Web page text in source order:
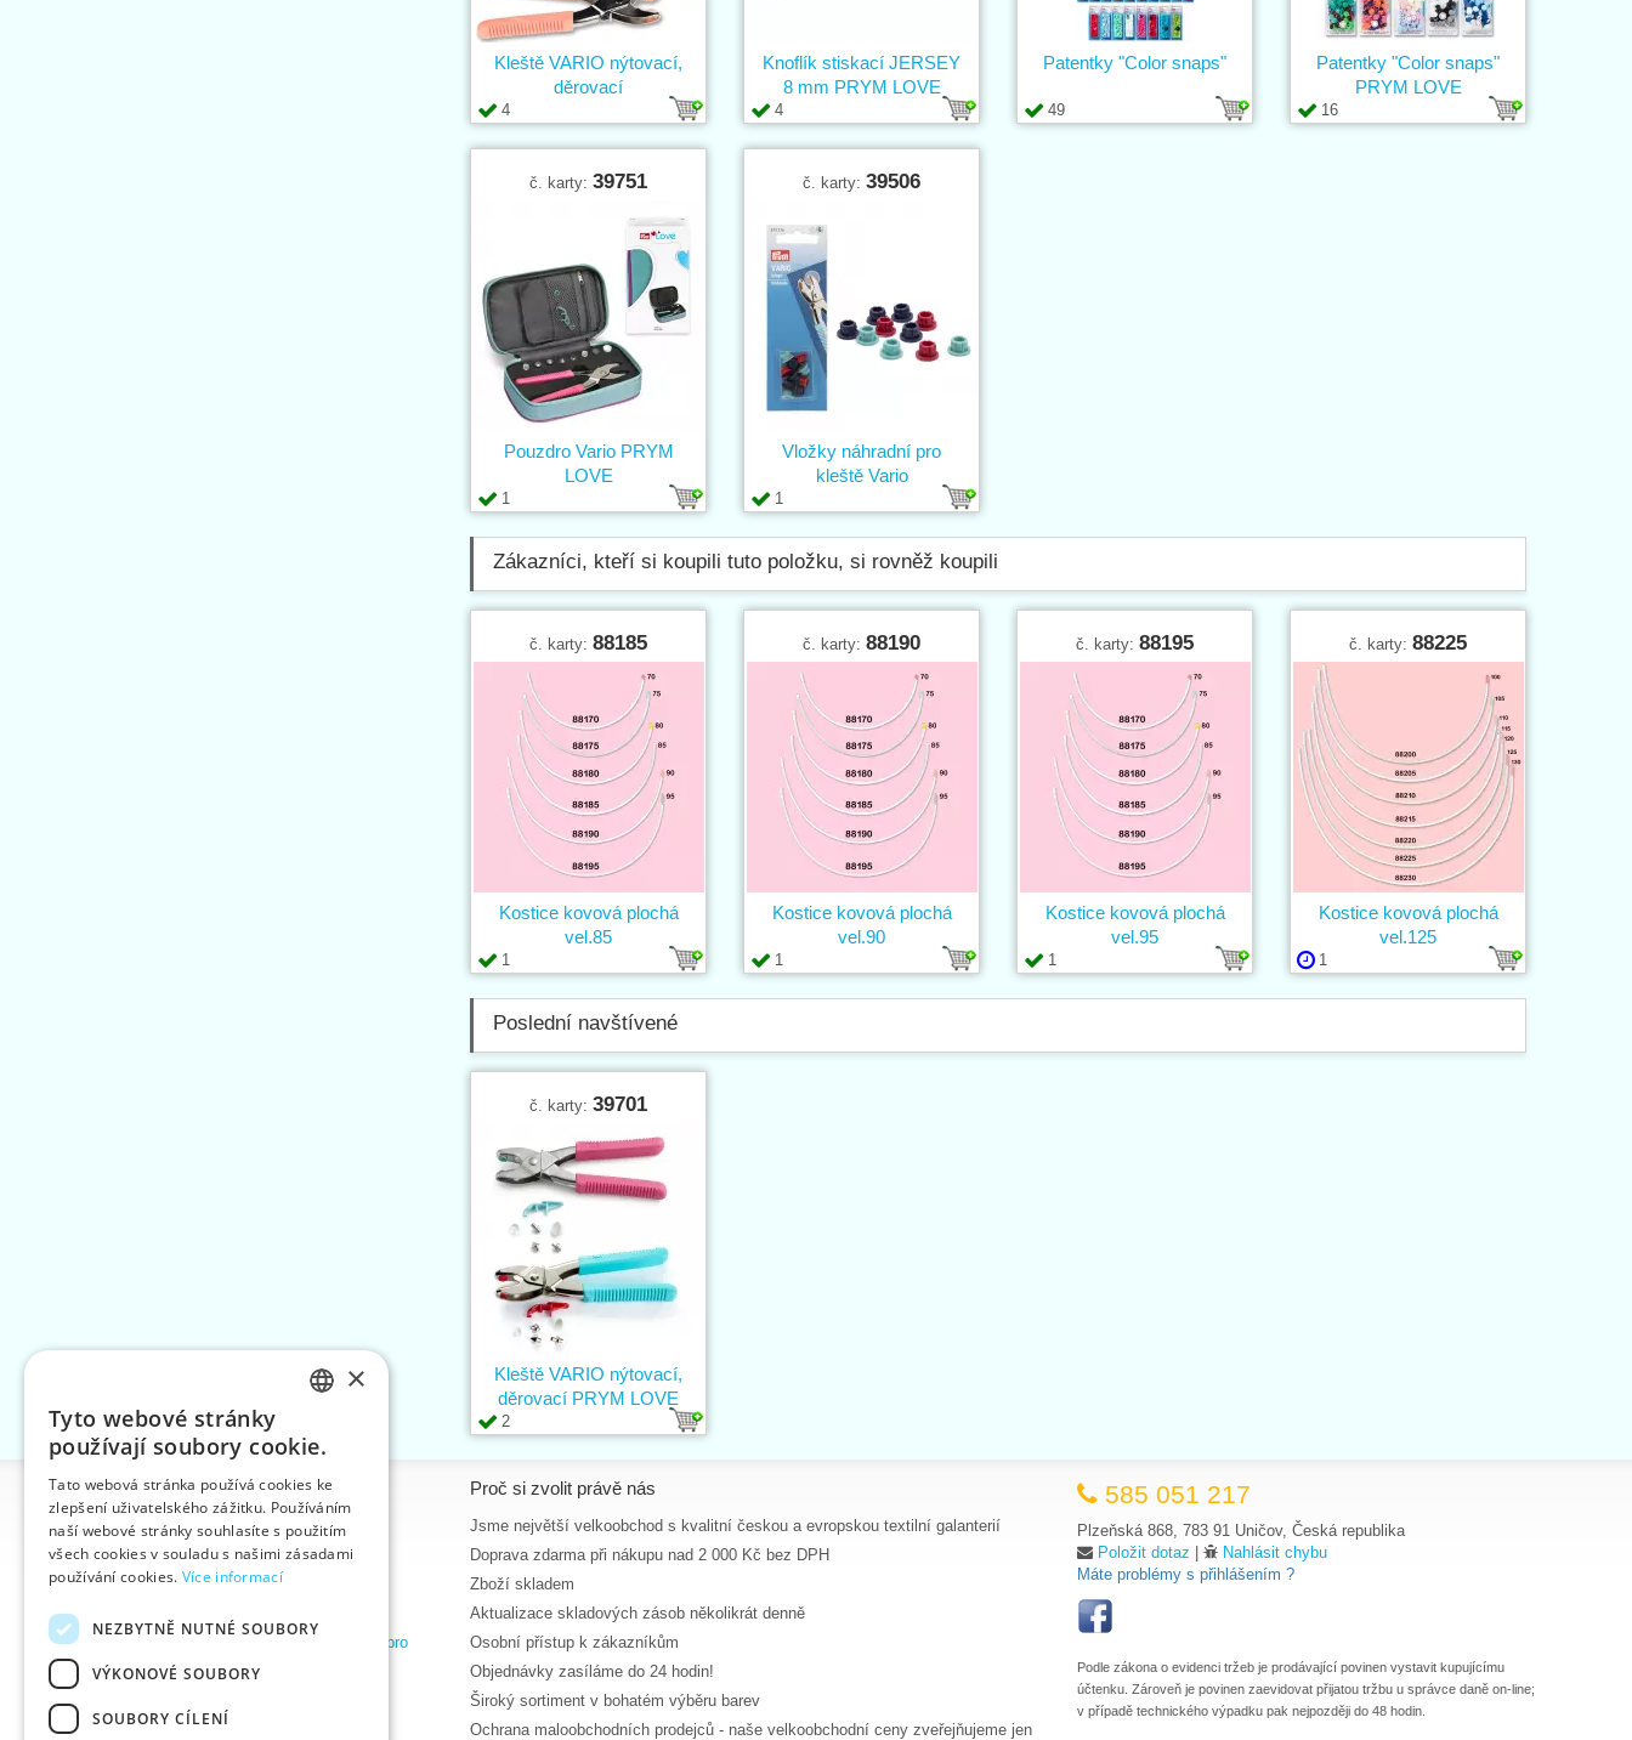
4
Kleště VARIO nýtovací,
děrovací
4
Knoflík stiskací JERSEY
8 mm PRYM LOVE
49
Patentky "Color snaps"
16
Patentky "Color snaps"
PRYM LOVE
č. karty: 39751
1
Pouzdro Vario PRYM
LOVE
č. karty: 39506
1
Vložky náhradní pro
kleště Vario
Zákazníci, kteří si koupili tuto položku, si rovněž koupili
č. karty: 88185
1
Kostice kovová plochá
vel.85
č. karty: 88190
1
Kostice kovová plochá
vel.90
č. karty: 88195
1
Kostice kovová plochá
vel.95
č. karty: 88225
1
Kostice kovová plochá
vel.125
Poslední navštívené
č. karty: 39701
2
Kleště VARIO nýtovací,
děrovací PRYM LOVE
Informace
Úvodní strana
Kontakt
Mapa stránek
Obchodní podmínky e-shopu VTC, a.s. pro
zákazníky z České republiky
Nápověda
Proč si zvolit právě nás
Jsme největší velkoobchod s kvalitní českou a evropskou textilní galanterií
Doprava zdarma při nákupu nad 2 000 Kč bez DPH
Zboží skladem
Aktualizace skladových zásob několikrát denně
Osobní přístup k zákazníkům
Objednávky zasíláme do 24 hodin!
Široký sortiment v bohatém výběru barev
Ochrana maloobchodních prodejců - naše velkoobchodní ceny zveřejňujeme jen
585 051 217
Plzeňská 868, 783 91 Uničov, Česká republika
Položit dotaz
Nahlásit chybu
Máte problémy s přihlášením ?
Podle zákona o evidenci tržeb je prodávající povinen vystavit kupujícímu
účtenku. Zároveň je povinen zaevidovat přijatou tržbu u správce daně on-line;
v případě technického výpadku pak nejpozději do 48 hodin.
ENGLISH
GERMAN
×
Tyto webové stránky
používají soubory cookie.
Tato webová stránka používá cookies ke
zlepšení uživatelského zážitku. Používáním
naší webové stránky souhlasíte s použitím
všech cookies v souladu s našimi zásadami
používání cookies. Více informací
NEZBYTNĚ NUTNÉ SOUBORY
VÝKONOVÉ SOUBORY
SOUBORY CÍLENÍ